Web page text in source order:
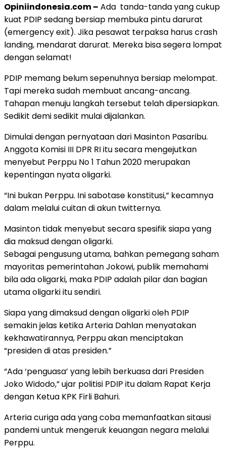
Opiniindonesia.com – Ada tanda-tanda yang cukup
kuat PDIP sedang bersiap membuka pintu darurat
(emergency exit). Jika pesawat terpaksa harus crash
landing, mendarat darurat. Mereka bisa segera lompat
dengan selamat!
PDIP memang belum sepenuhnya bersiap melompat.
Tapi mereka sudah membuat ancang-ancang.
Tahapan menuju langkah tersebut telah dipersiapkan.
Sedikit demi sedikit mulai dijalankan.
Dimulai dengan pernyataan dari Masinton Pasaribu.
Anggota Komisi III DPR RI itu secara mengejutkan
menyebut Perppu No 1 Tahun 2020 merupakan
kepentingan nyata oligarki.
“Ini bukan Perppu. Ini sabotase konstitusi,” kecamnya
dalam melalui cuitan di akun twitternya.
Masinton tidak menyebut secara spesifik siapa yang
dia maksud dengan oligarki.
Sebagai pengusung utama, bahkan pemegang saham
mayoritas pemerintahan Jokowi, publik memahami
bila ada oligarki, maka PDIP adalah pilar dan bagian
utama oligarki itu sendiri.
Siapa yang dimaksud dengan oligarki oleh PDIP
semakin jelas ketika Arteria Dahlan menyatakan
kekhawatirannya, Perppu akan menciptakan
“presiden di atas presiden.”
“Ada ‘penguasa’ yang lebih berkuasa dari Presiden
Joko Widodo,” ujar politisi PDIP itu dalam Rapat Kerja
dengan Ketua KPK Firli Bahuri.
Arteria curiga ada yang coba memanfaatkan sitausi
pandemi untuk mengeruk keuangan negara melalui
Perppu.